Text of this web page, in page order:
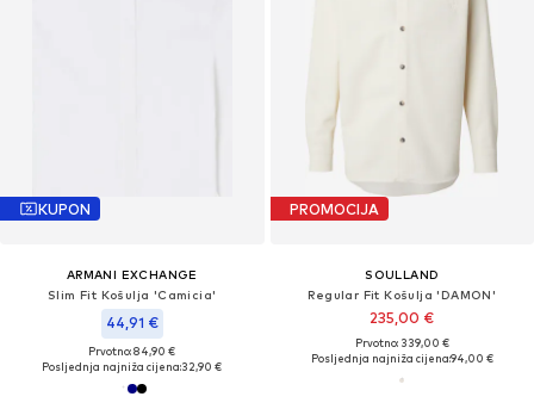
KUPON
ARMANI EXCHANGE
Slim Fit Košulja 'Camicia'
44,91 €
Prvotno: 84,90 €
Posljednja najniža cijena:32,90 €
PROMOCIJA
SOULLAND
Regular Fit Košulja 'DAMON'
235,00 €
Prvotno: 339,00 €
Posljednja najniža cijena:94,00 €